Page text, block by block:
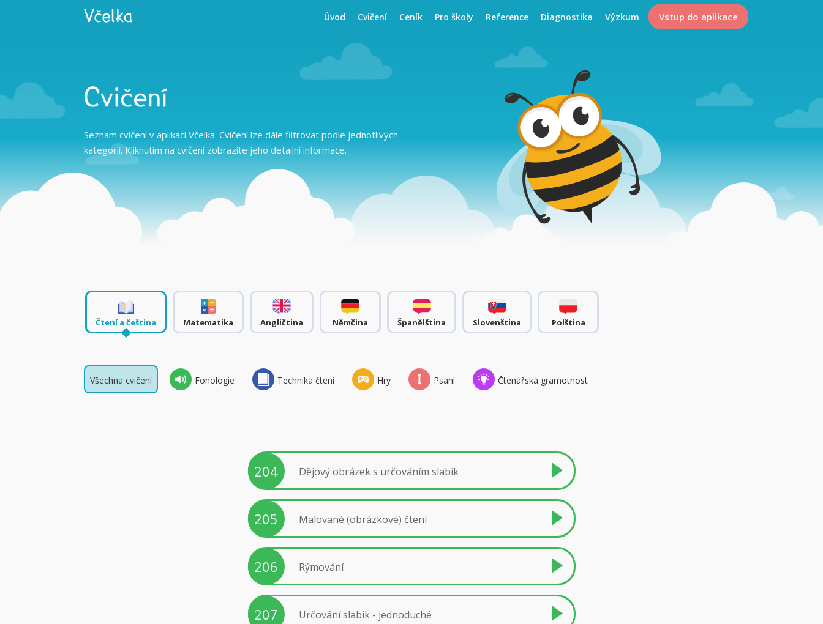
Úvod Cvičení Ceník Pro školy Reference Diagnostika Výzkum Vstup do aplikace
Cvičení
Seznam cvičení v aplikaci Včelka. Cvičení lze dále filtrovat podle jednotlivých
kategorií. Kliknutím na cvičení zobrazíte jeho detailní informace.
Čtení a čeština Matematika Angličtina Němčina Španělština Slovenština Polština
Všechna cvičení Fonologie Technika čtení Hry Psaní Čtenářská gramotnost
204 Dějový obrázek s určováním slabik
205 Malované (obrázkové) čtení
206 Rýmování
207 Určování slabik - jednoduché